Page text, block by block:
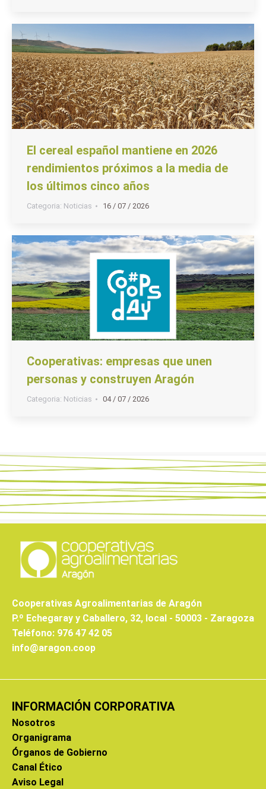
El cereal español mantiene en 2026
rendimientos próximos a la media de
los últimos cinco años
Categoria: Noticias 16 / 07 / 2026
Cooperativas: empresas que unen
personas y construyen Aragón
Categoria: Noticias 04 / 07 / 2026
Cooperativas Agroalimentarias de Aragón
P.º Echegaray y Caballero, 32, local - 50003 - Zaragoza
Teléfono: 976 47 42 05
info@aragon.coop
INFORMACIÓN CORPORATIVA
Nosotros
Organigrama
Órganos de Gobierno
Canal Ético
Aviso Legal